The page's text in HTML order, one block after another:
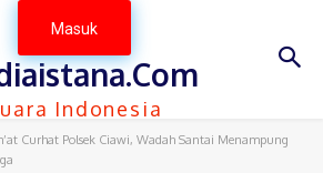
Masuk
Indonesia
Curhat Polsek Ciawi, Wadah Santai Menampung